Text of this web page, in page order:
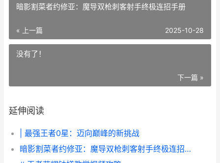
暗影割菜者约修亚：魔导双枪刺客射手终极连招手册
« 上一篇 2025-10-28
没有了！
下一篇 »
延伸阅读
| 最强王者0星：迈向巅峰的新挑战
暗影割菜者约修亚：魔导双枪刺客射手终极连招手册